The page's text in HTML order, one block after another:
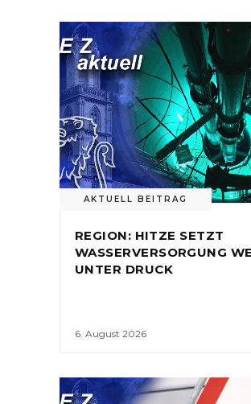
AKTUELL BEITRAG
REGION: HITZE SETZT
WASSERVERSORGUNG
UNTER DRUCK
6. August 2026